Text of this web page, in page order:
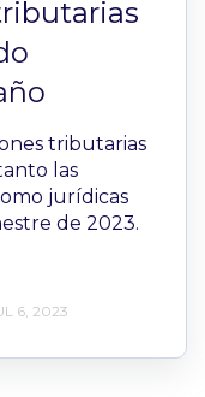
tributarias
las
jurídicas
de 2023.
6, 2023